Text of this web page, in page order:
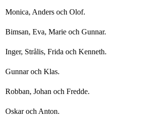
Monica, Anders och Olof.
Bimsan, Eva, Marie och Gunnar.
Inger, Strålis, Frida och Kenneth.
Gunnar och Klas.
Robban, Johan och Fredde.
Oskar och Anton.